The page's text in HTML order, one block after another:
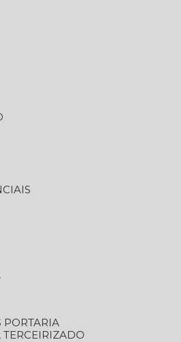
PORTARIA
TERCEIRIZADO